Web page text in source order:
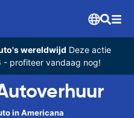
wereldwijd Deze actie
- profiteer vandaag nog!
in Americana